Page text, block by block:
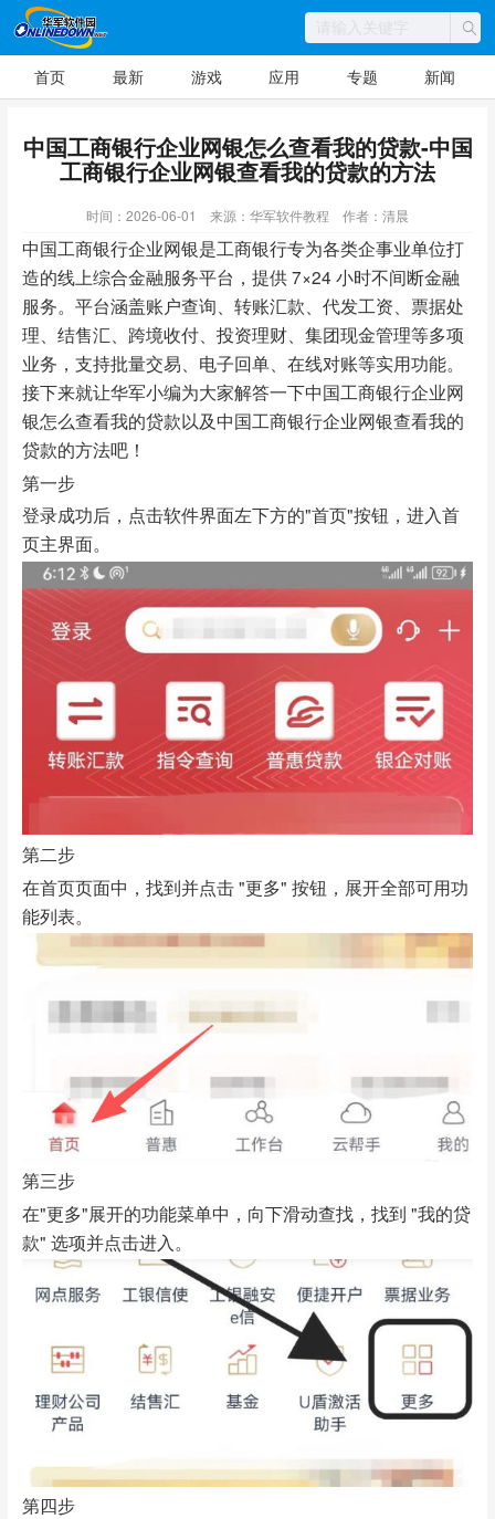
首页 最新 游戏 应用 专题 新闻
中国工商银行企业网银怎么查看我的贷款-中国
工商银行企业网银查看我的贷款的方法
时间：2026-06-01 来源：华军软件教程 作者：清晨
中国工商银行企业网银是工商银行专为各类企事业单位打
造的线上综合金融服务平台，提供 7×24 小时不间断金融
服务。平台涵盖账户查询、转账汇款、代发工资、票据处
理、结售汇、跨境收付、投资理财、集团现金管理等多项
业务，支持批量交易、电子回单、在线对账等实用功能。
接下来就让华军小编为大家解答一下中国工商银行企业网
银怎么查看我的贷款以及中国工商银行企业网银查看我的
贷款的方法吧！
第一步
登录成功后，点击软件界面左下方的"首页"按钮，进入首
页主界面。
第二步
在首页页面中，找到并点击 "更多" 按钮，展开全部可用功
能列表。
第三步
在"更多"展开的功能菜单中，向下滑动查找，找到 "我的贷
款" 选项并点击进入。
第四步